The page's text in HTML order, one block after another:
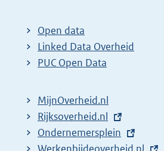
Open data
Linked Data Overheid
PUC Open Data
MijnOverheid.nl
E
x
Rijksoverheid.nl
E
Ondernemersplein